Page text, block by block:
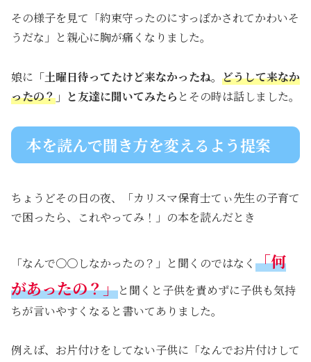
その様子を見て「約束守ったのにすっぽかされてかわいそ
うだな」と親心に胸が痛くなりました。
娘に 「土曜日待ってたけど来なかったね。 どうして来なか
ったの？ 」と友達に聞いてみたら とその時は話しました。
本を読んで聞き方を変えるよう提案
ちょうどその日の夜、「カリスマ保育士てぃ先生の子育て
で困ったら、これやってみ！」の本を読んだとき
「なんで〇〇しなかったの？」と聞くのではなく 「何
があったの？」と聞くと子供を責めずに子供も気持
ちが言いやすくなると書いてありました。
例えば、お片付けをしてない子供に「なんでお片付けして